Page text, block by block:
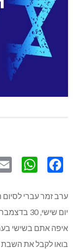
ערב זמר עברי
יום שישי, 30 בדצמבר 2022 שעה 20:30
איפה אתם בשישי
בואו לקבל את השבת